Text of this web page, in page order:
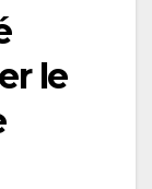
le